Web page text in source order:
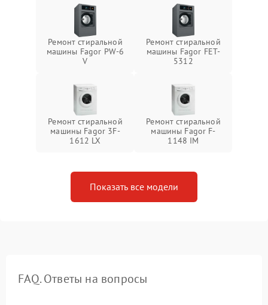
Ремонт стиральной
машины Fagor PW-6
V
Ремонт стиральной
машины Fagor FET-
5312
Ремонт стиральной
машины Fagor 3F-
1612 LX
Ремонт стиральной
машины Fagor F-
1148 IM
Показать все модели
FAQ. Ответы на вопросы